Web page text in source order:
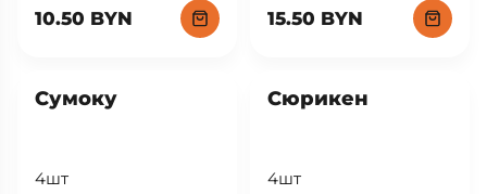
10.50 BYN 15.50 BYN
Сумоку
4шт
Сюрикен
4шт